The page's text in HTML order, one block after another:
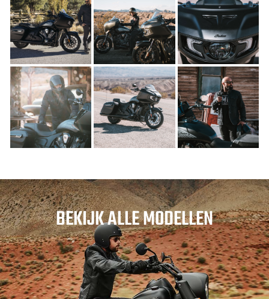
BEKIJK ALLE MODELLEN